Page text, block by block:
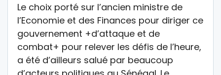
Le choix porté sur l’ancien ministre de
l’Economie et des Finances pour diriger ce
gouvernement +d’attaque et de
combat+ pour relever les défis de l’heure,
a été d’ailleurs salué par beaucoup